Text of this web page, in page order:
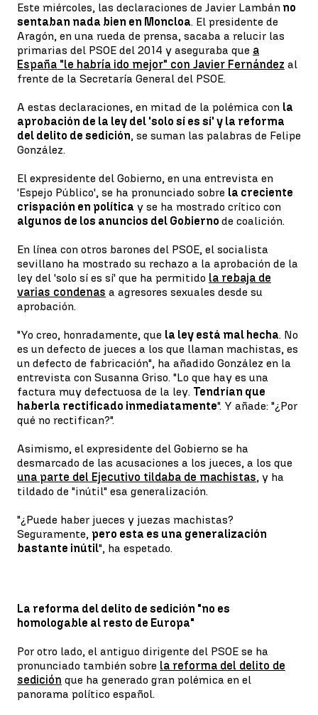
Este miércoles, las declaraciones de Javier Lambán no
sentaban nada bien en Moncloa. El presidente de
Aragón, en una rueda de prensa, sacaba a relucir las
primarias del PSOE del 2014 y aseguraba que a
España "le habría ido mejor" con Javier Fernández al
frente de la Secretaría General del PSOE.
A estas declaraciones, en mitad de la polémica con la
aprobación de la ley del 'solo sí es sí' y la reforma
del delito de sedición, se suman las palabras de Felipe
González.
El expresidente del Gobierno, en una entrevista en
'Espejo Público', se ha pronunciado sobre la creciente
crispación en política y se ha mostrado crítico con
algunos de los anuncios del Gobierno de coalición.
En línea con otros barones del PSOE, el socialista
sevillano ha mostrado su rechazo a la aprobación de la
ley del 'solo sí es sí' que ha permitido la rebaja de
varias condenas a agresores sexuales desde su
aprobación.
"Yo creo, honradamente, que la ley está mal hecha. No
es un defecto de jueces a los que llaman machistas, es
un defecto de fabricación", ha añadido González en la
entrevista con Susanna Griso. "Lo que hay es una
factura muy defectuosa de la ley. Tendrían que
haberla rectificado inmediatamente". Y añade: "¿Por
qué no rectifican?".
Asimismo, el expresidente del Gobierno se ha
desmarcado de las acusaciones a los jueces, a los que
una parte del Ejecutivo tildaba de machistas, y ha
tildado de "inútil" esa generalización.
"¿Puede haber jueces y juezas machistas?
Seguramente, pero esta es una generalización
bastante inútil", ha espetado.
La reforma del delito de sedición "no es
homologable al resto de Europa"
Por otro lado, el antiguo dirigente del PSOE se ha
pronunciado también sobre la reforma del delito de
sedición que ha generado gran polémica en el
panorama político español.